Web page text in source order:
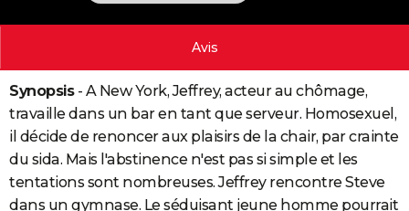
PHOTO
BONS PLANS
CARTE DE VOEUX
Carte de Noël
Carte Bonne année
Carte Saint-Valentin
Carte Pâques
Carte d'anniversaire
Dictionnaire
Biographies
Citations
Expressions
Proverbes
PROGRAMME TV
Avis
Synopsis- A New York, Jeffrey, acteur au chômage,
travaille dans un bar en tant que serveur. Homosexuel,
il décide de renoncer aux plaisirs de la chair, par crainte
du sida. Mais l'abstinence n'est pas si simple et les
tentations sont nombreuses. Jeffrey rencontre Steve
dans un gymnase. Le séduisant jeune homme pourrait